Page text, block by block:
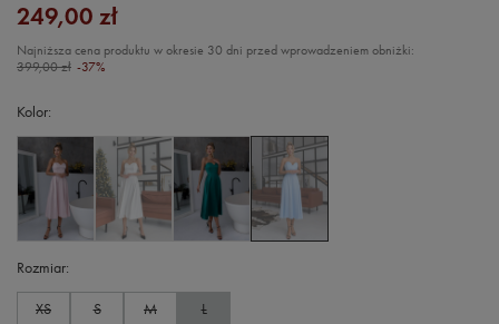
Kolor
Rozmiar
XS S M L
249,00 zł
Najniższa cena produktu w okresie 30 dni przed wprowadzeniem obniżki:
399,00 zł -37%